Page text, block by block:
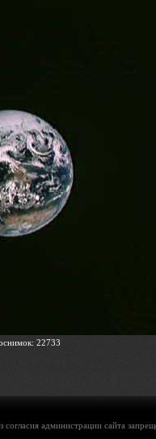
22733
согласия администрации сайта